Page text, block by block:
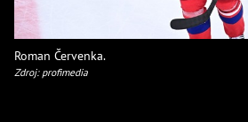
Roman Červenka.
Zdroj: profimedia